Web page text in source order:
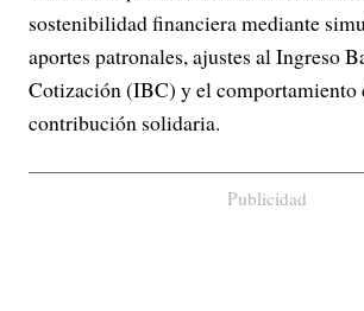
sostenibilidad financiera mediante
aportes patronales, ajustes al Ingreso
Cotización (IBC) y el comportamiento
contribución solidaria.
Publicidad